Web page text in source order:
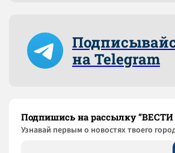
на Telegram
Подпишись на рассылку
Узнaвай первым о новостях твоего